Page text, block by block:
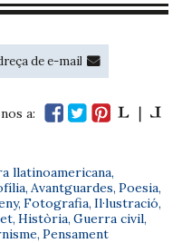
a:
llatinoamericana,
, Avantguardes, Poesia,
, Fotografia, Il·lustració,
, Història, Guerra civil,
, Pensament